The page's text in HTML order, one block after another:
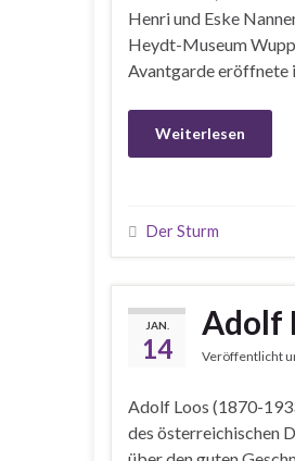
Henri und Eske
Heydt-Museum
Avantgarde eröffnete
Weiterlesen
Der Sturm
JAN.
14
Adolf
Veröffentlicht
Adolf Loos (1870-
des österreichischen